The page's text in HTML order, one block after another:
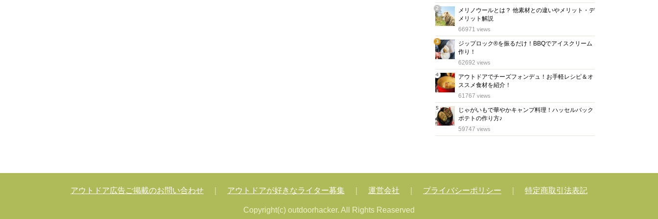
2
位
メリノウールとは？ 他素材との違いやメリット・デ
メリット解説
66971 views
3
位
ジップロック®を振るだけ！BBQでアイスクリーム
作り！
62692 views
4
位
アウトドアでチーズフォンデュ！お手軽レシピ＆オ
ススメ食材を紹介！
61767 views
5
位
じゃがいもで華やかキャンプ料理！ハッセルバック
ポテトの作り方♪
59747 views
アウトドア広告ご掲載のお問い合わせ アウトドアが好きなライター募集 運営会社 プライバシーポリシー 特定商取引法表記
Copyright(c) outdoorhacker. All Rights Reaserved